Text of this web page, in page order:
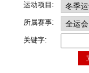
运动项目:
所属赛事:
关键字: